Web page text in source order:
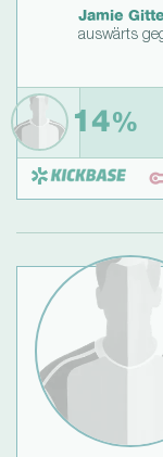
Jamie
auswärts
14%